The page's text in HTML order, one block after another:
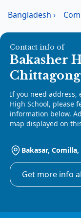
Bangladesh ›
Contact info of
Bakasher
Chittagong
If you need address,
High School, please
information below.
map displayed on
Bakasar,
Get more info